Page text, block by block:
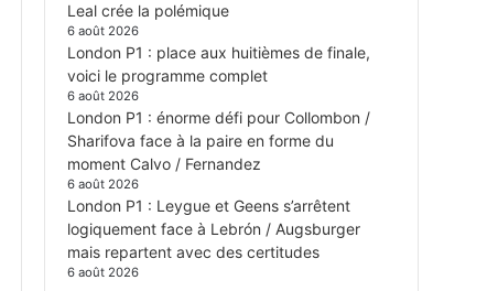
Leal crée la polémique
6 août 2026
London P1 : place aux huitièmes de finale,
voici le programme complet
6 août 2026
London P1 : énorme défi pour Collombon /
Sharifova face à la paire en forme du
moment Calvo / Fernandez
6 août 2026
London P1 : Leygue et Geens s’arrêtent
logiquement face à Lebrón / Augsburger
mais repartent avec des certitudes
6 août 2026